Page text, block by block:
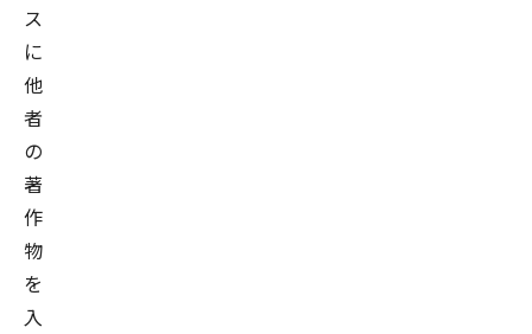
ス
に
他
者
の
著
作
物
を
入